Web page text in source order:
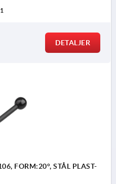
DETALJER
FORM:20°, STÅL PLAST-